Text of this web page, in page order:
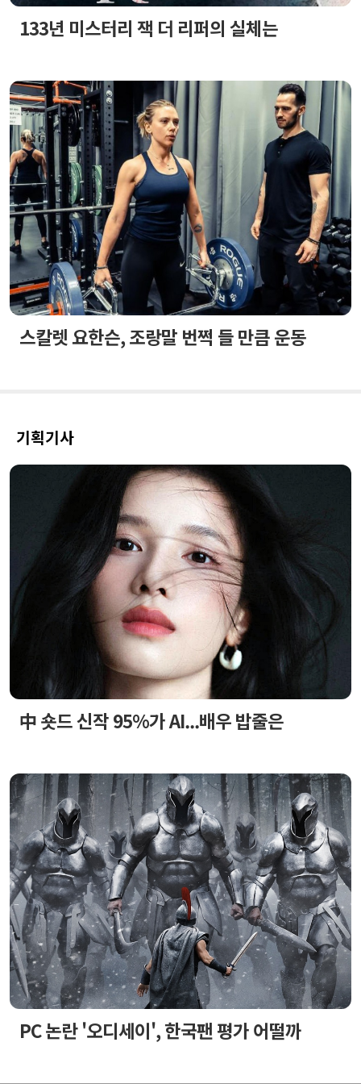
133년 미스터리 잭 더 리퍼의 실체는
스칼렛 요한슨, 조랑말 번쩍 들 만큼 운동
기획기사
中 숏드 신작 95%가 AI...배우 밥줄은
PC 논란 '오디세이', 한국팬 평가 어떨까